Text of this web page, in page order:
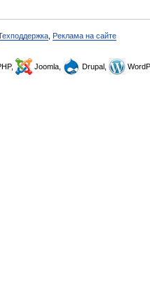
Реклама на сайте
Joomla, Drupal,